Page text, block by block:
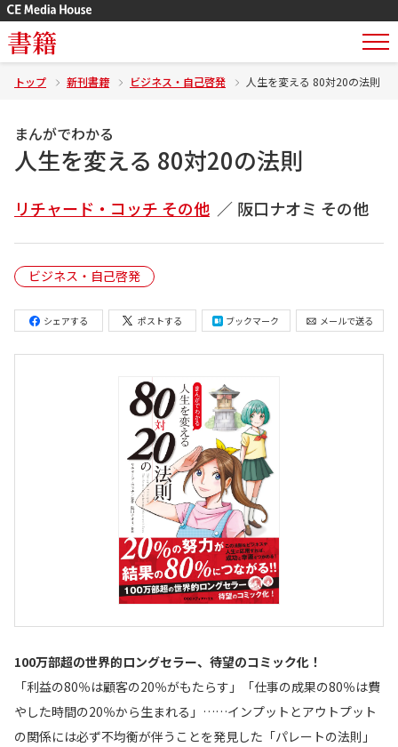
書籍
トップ 新刊書籍 ビジネス・自己啓発 人生を変える 80対20の法則
まんがでわかる
人生を変える 80対20の法則
リチャード・コッチ その他 阪口ナオミ その他
ビジネス・自己啓発
シェアする ポストする ブックマーク メールで送る
100万部超の世界的ロングセラー、待望のコミック化！
「利益の80％は顧客の20％がもたらす」「仕事の成果の80％は費
やした時間の20％から生まれる」……インプットとアウトプット
の関係には必ず不均衡が伴うことを発見した「パレートの法則」